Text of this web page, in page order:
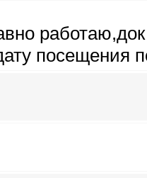
посещения